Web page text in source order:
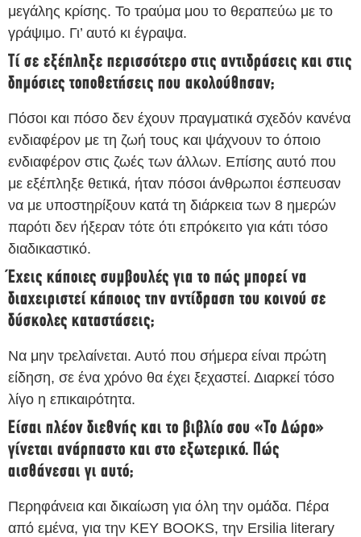
μεγάλης κρίσης. Το τραύμα μου το θεραπεύω με το
γράψιμο. Γι’ αυτό κι έγραψα.
Τί σε εξέπληξε περισσότερο στις αντιδράσεις και στις
δημόσιες τοποθετήσεις που ακολούθησαν;
Πόσοι και πόσο δεν έχουν πραγματικά σχεδόν κανένα
ενδιαφέρον με τη ζωή τους και ψάχνουν το όποιο
ενδιαφέρον στις ζωές των άλλων. Επίσης αυτό που
με εξέπληξε θετικά, ήταν πόσοι άνθρωποι έσπευσαν
να με υποστηρίξουν κατά τη διάρκεια των 8 ημερών
παρότι δεν ήξεραν τότε ότι επρόκειτο για κάτι τόσο
διαδικαστικό.
Έχεις κάποιες συμβουλές για το πώς μπορεί να
διαχειριστεί κάποιος την αντίδραση του κοινού σε
δύσκολες καταστάσεις;
Να μην τρελαίνεται. Αυτό που σήμερα είναι πρώτη
είδηση, σε ένα χρόνο θα έχει ξεχαστεί. Διαρκεί τόσο
λίγο η επικαιρότητα.
Είσαι πλέον διεθνής και το βιβλίο σου «Το Δώρο»
γίνεται ανάρπαστο και στο εξωτερικό. Πώς
αισθάνεσαι γι αυτό;
Περηφάνεια και δικαίωση για όλη την ομάδα. Πέρα
από εμένα, για την KEY BOOKS, την Ersilia literary